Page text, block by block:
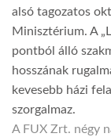
alsó tagozatos
Minisztérium. A
pontból álló
hosszának
kevesebb házi
szorgalmaz.
A FUX Zrt. négy